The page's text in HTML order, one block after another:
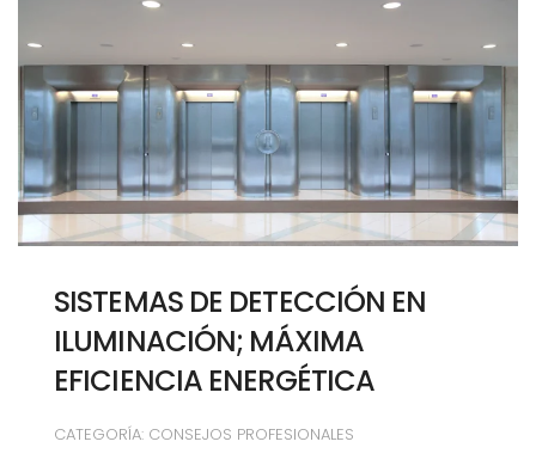
SISTEMAS DE DETECCIÓN EN
ILUMINACIÓN; MÁXIMA
EFICIENCIA ENERGÉTICA
CATEGORÍA: CONSEJOS PROFESIONALES